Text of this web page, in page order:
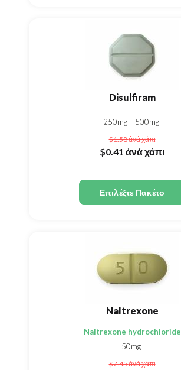
Disulfiram
250mg 500mg
$1.58ἀνά χάπι
$0.41 ἀνά χάπι
Επιλέξτε Πακέτο
Naltrexone
Naltrexone hydrochloride
50mg
$7.45ἀνά χάπι